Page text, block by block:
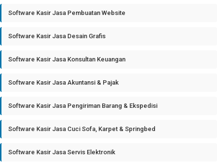
Software Kasir Jasa Pembuatan Website
Software Kasir Jasa Desain Grafis
Software Kasir Jasa Konsultan Keuangan
Software Kasir Jasa Akuntansi & Pajak
Software Kasir Jasa Pengiriman Barang & Ekspedisi
Software Kasir Jasa Cuci Sofa, Karpet & Springbed
Software Kasir Jasa Servis Elektronik